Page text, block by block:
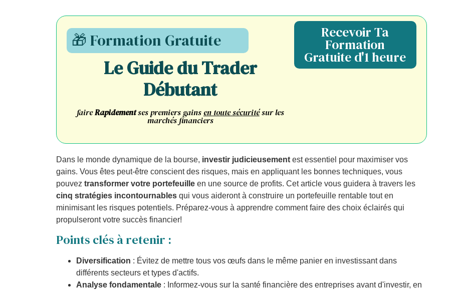
Recevoir Ta
Formation
Gratuite d'1 heure
🎁 Formation Gratuite
Le Guide du Trader
Débutant
faireRapidementses premiers gainsen toute sécuritésur les
marchés financiers
Dans le monde dynamique de la bourse, investir judicieusement est essentiel pour maximiser vos
gains. Vous êtes peut-être conscient des risques, mais en appliquant les bonnes techniques, vous
pouvez transformer votre portefeuille en une source de profits. Cet article vous guidera à travers les
cinq stratégies incontournables qui vous aideront à construire un portefeuille rentable tout en
minimisant les risques potentiels. Préparez-vous à apprendre comment faire des choix éclairés qui
propulseront votre succès financier!
Points clés à retenir :
Diversification : Évitez de mettre tous vos œufs dans le même panier en investissant dans
différents secteurs et types d'actifs.
Analyse fondamentale : Informez-vous sur la santé financière des entreprises avant d'investir, en